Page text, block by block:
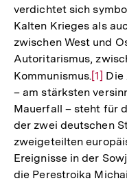
verdichtet sich
Kalten Krieges als
zwischen West und
Autoritarismus,
Kommunismus.Zur
der
[1] Die
– am stärksten
Mauerfall – steht für
der zwei deutschen
zweigeteilten
Ereignisse in der
die Perestroika